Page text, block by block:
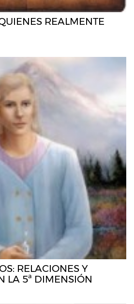
REALMENTE
RELACIONES Y
LA 5ª DIMENSIÓN